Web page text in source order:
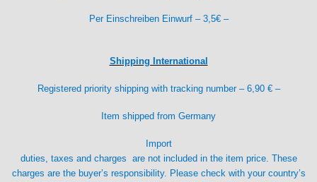
PUW
Unitas
Per Einschreiben Einwurf – 3,5€ –
Shipping International
Registered priority shipping with tracking number – 6,90 € –
Item shipped from Germany
Import
duties, taxes and charges are not included in the item price. These
charges are the buyer’s responsibility. Please check with your country’s